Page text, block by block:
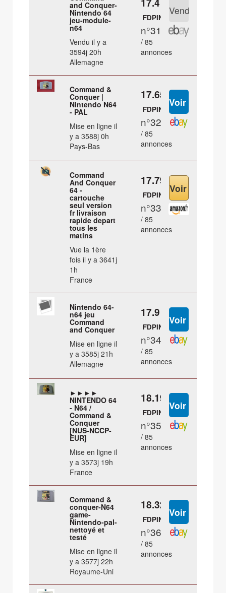
and Conquer-
Nintendo 64
jeu-module-
n64
Vendu il y a
3594j 20h
Allemagne
17.4 €
FDPIN
n°31
/ 85
annonces
Command &
Conquer |
Nintendo N64
- PAL
Mise en ligne il
y a 3588j 0h
Pays-Bas
17.65 €
FDPIN
n°32
/ 85
annonces
Command
And Conquer
64 -
cartouche
seul version
fr livraison
rapide depart
tous les
matins
Vue la 1ère
fois il y a 3641j
1h
France
17.79 €
FDPIN
n°33
/ 85
annonces
Nintendo 64-
n64 jeu
Command
and Conquer
Mise en ligne il
y a 3585j 21h
Allemagne
17.9 €
FDPIN
n°34
/ 85
annonces
►►►►
NINTENDO 64
- N64 /
Command &
Conquer
[NUS-NCCP-
EUR]
Mise en ligne il
y a 3573j 19h
France
18.19 €
FDPIN
n°35
/ 85
annonces
Command &
conquer-N64
game-
Nintendo-pal-
nettoyé et
testé
Mise en ligne il
y a 3577j 22h
Royaume-Uni
18.32 €
FDPIN
n°36
/ 85
annonces